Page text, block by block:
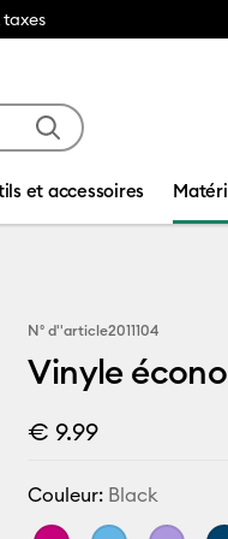
taxes
et accessoires
N° d''article2011104
Vinyle
€ 9.99
Couleur: Black